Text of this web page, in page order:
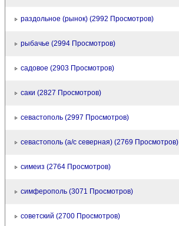
раздольное (рынок) (2992 Просмотров)
рыбачье (2994 Просмотров)
садовое (2903 Просмотров)
саки (2827 Просмотров)
севастополь (2997 Просмотров)
севастополь (а/с северная) (2769 Просмотров)
симеиз (2764 Просмотров)
симферополь (3071 Просмотров)
советский (2700 Просмотров)